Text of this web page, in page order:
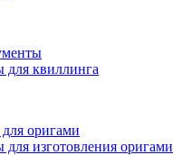
для квиллинга
оригами
изготовления оригами